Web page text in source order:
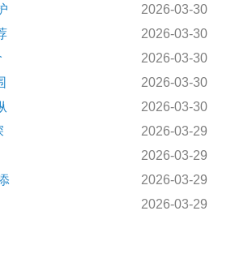
2026-03-30
2026-03-30
2026-03-30
2026-03-30
2026-03-30
2026-03-29
2026-03-29
2026-03-29
2026-03-29